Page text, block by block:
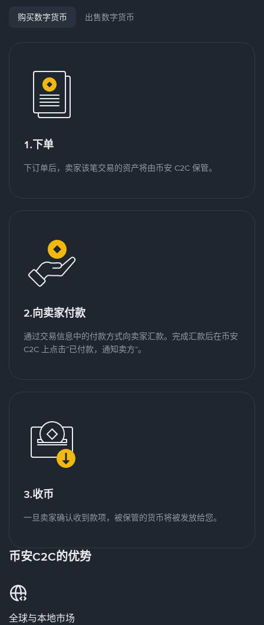
购买数字货币 出售数字货币
1.下单
下订单后，卖家该笔交易的资产将由币安 C2C 保管。
2.向卖家付款
通过交易信息中的付款方式向卖家汇款。完成汇款后在币安
C2C 上点击“已付款，通知卖方”。
3.收币
一旦卖家确认收到款项，被保管的货币将被发放给您。
币安C2C的优势
全球与本地市场